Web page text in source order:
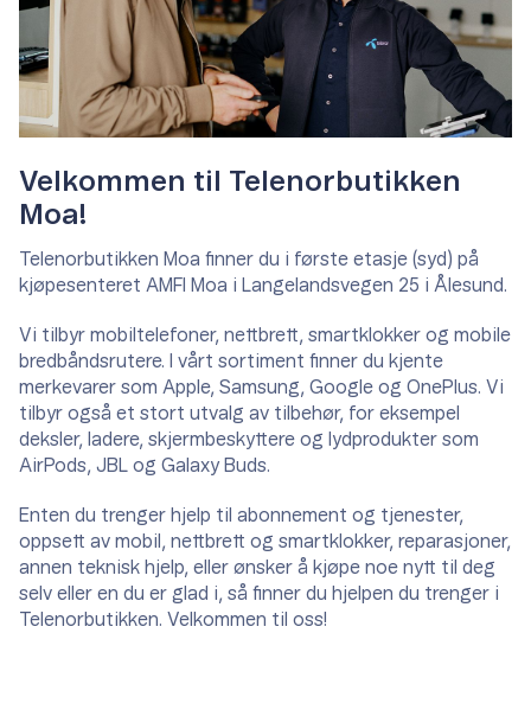
Velkommen til Telenorbutikken
Moa!
Telenorbutikken Moa finner du i første etasje (syd) på
kjøpesenteret AMFI Moa i Langelandsvegen 25 i Ålesund.
Vi tilbyr mobiltelefoner, nettbrett, smartklokker og mobile
bredbåndsrutere. I vårt sortiment finner du kjente
merkevarer som Apple, Samsung, Google og OnePlus. Vi
tilbyr også et stort utvalg av tilbehør, for eksempel
deksler, ladere, skjermbeskyttere og lydprodukter som
AirPods, JBL og Galaxy Buds.
Enten du trenger hjelp til abonnement og tjenester,
oppsett av mobil, nettbrett og smartklokker, reparasjoner,
annen teknisk hjelp, eller ønsker å kjøpe noe nytt til deg
selv eller en du er glad i, så finner du hjelpen du trenger i
Telenorbutikken. Velkommen til oss!